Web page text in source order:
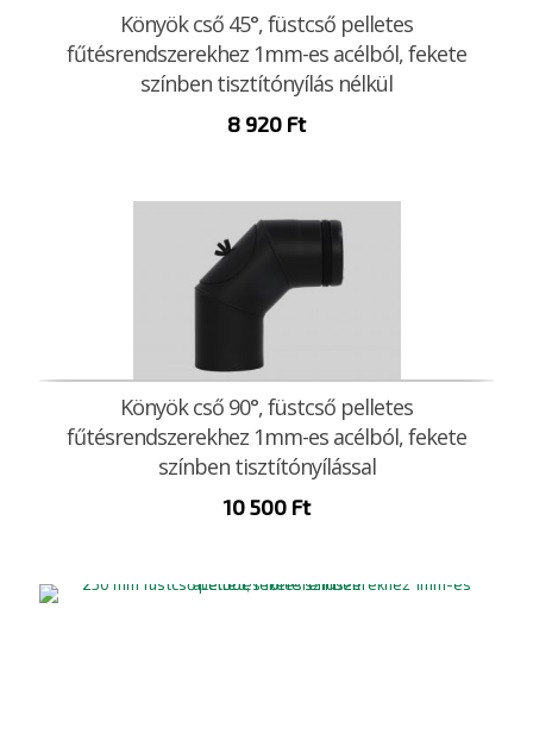
Könyök cső 45°, füstcső pelletes
fűtésrendszerekhez 1mm-es acélból, fekete
színben tisztítónyílás nélkül
8 920 Ft
Könyök cső 90°, füstcső pelletes
fűtésrendszerekhez 1mm-es acélból, fekete
színben tisztítónyílással
10 500 Ft